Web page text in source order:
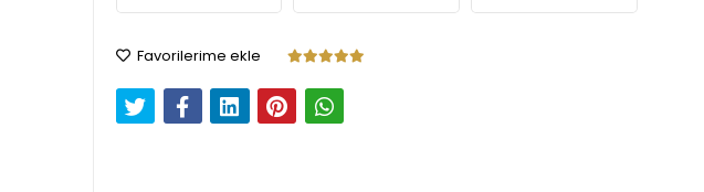
Favorilerime ekle